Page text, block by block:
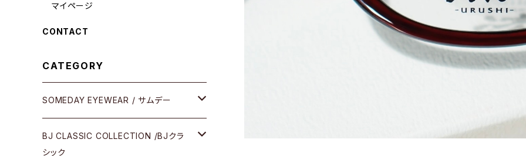
マイページ
CONTACT
CATEGORY
SOMEDAY EYEWEAR / サムデー
メガネ
BJ CLASSIC COLLECTION /BJクラ
シック